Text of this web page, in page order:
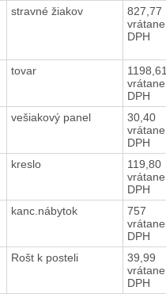
stravné žiakov
827,77
vrátane
DPH
tovar
1198,61
vrátane
DPH
vešiakový panel
30,40
vrátane
DPH
kreslo
119,80
vrátane
DPH
kanc.nábytok
757
vrátane
DPH
Rošt k posteli
39,99
vrátane
DPH